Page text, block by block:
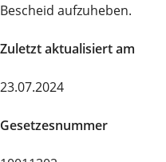
Bescheid aufzuheben.
Zuletzt aktualisiert am
23.07.2024
Gesetzesnummer